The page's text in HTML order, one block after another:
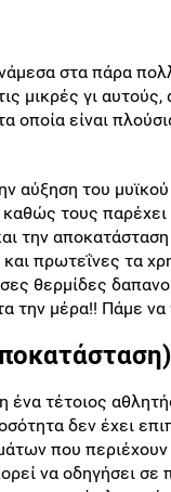
στα πάρα
μικρές γι αυτούς,
οποία είναι
αύξηση του
τους
την
πρωτεΐνες τα
θερμίδες
την μέρα!! Πάμε
τέτοιος
δεν έχει
που
να οδηγήσει σε